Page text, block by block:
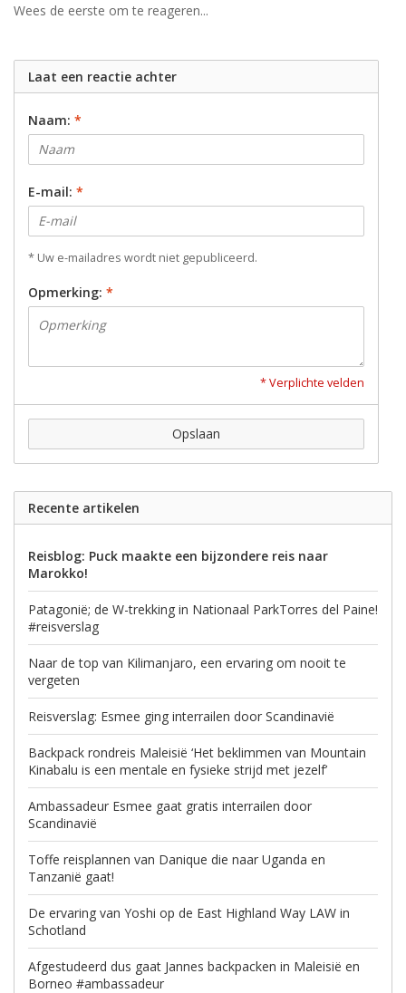
Wees de eerste om te reageren...
Laat een reactie achter
Naam: *
E-mail: *
* Uw e-mailadres wordt niet gepubliceerd.
Opmerking: *
* Verplichte velden
Opslaan
Recente artikelen
Reisblog: Puck maakte een bijzondere reis naar
Marokko!
Patagonië; de W-trekking in Nationaal ParkTorres del Paine!
#reisverslag
Naar de top van Kilimanjaro, een ervaring om nooit te
vergeten
Reisverslag: Esmee ging interrailen door Scandinavië
Backpack rondreis Maleisië ‘Het beklimmen van Mountain
Kinabalu is een mentale en fysieke strijd met jezelf’
Ambassadeur Esmee gaat gratis interrailen door
Scandinavië
Toffe reisplannen van Danique die naar Uganda en
Tanzanië gaat!
De ervaring van Yoshi op de East Highland Way LAW in
Schotland
Afgestudeerd dus gaat Jannes backpacken in Maleisië en
Borneo #ambassadeur